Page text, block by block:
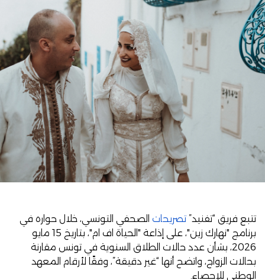
تتبع فريق “تفنيد” تصريحات الصحفي التونسي، خلال حواره في
برنامج "نهارك زين"، على إذاعة "الحياة اف ام"، بتاريخ 15 مايو
2026، بشأن عدد حالات الطلاق السنوية في تونس مقارنة
بحالات الزواج، واتضح أنها “غير دقيقة”، وفقًا لأرقام المعهد
الوطني للإحصاء.